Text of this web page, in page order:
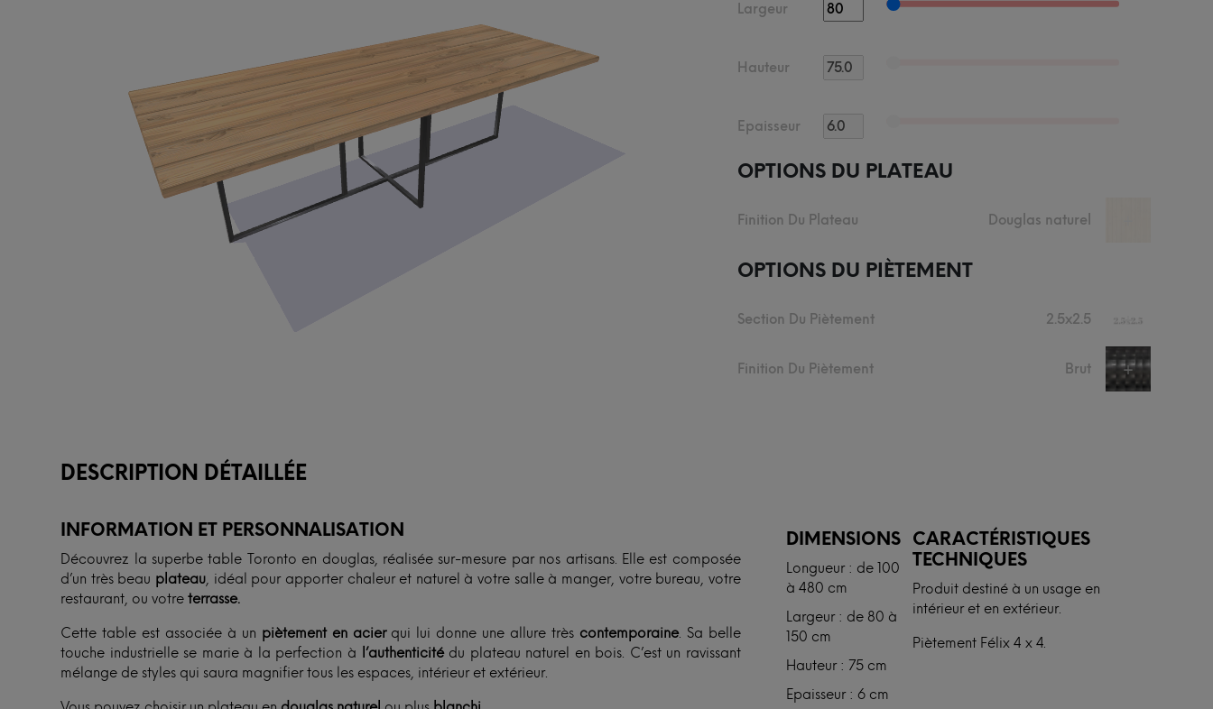
Largeur
Hauteur
Epaisseur
OPTIONS DU PLATEAU
Finition Du Plateau Douglas naturel
OPTIONS DU PIÈTEMENT
Section Du Piètement 2.5x2.5 +
Finition Du Piètement Brut +
DESCRIPTION DÉTAILLÉE
INFORMATION ET PERSONNALISATION
Découvrez la superbe table Toronto en douglas, réalisée sur-mesure par nos artisans. Elle est composée
d’un très beau plateau, idéal pour apporter chaleur et naturel à votre salle à manger, votre bureau, votre
restaurant, ou votre terrasse.
Cette table est associée à un piètement en acierqui lui donne une allure très contemporaine. Sa belle
touche industrielle se marie à la perfection à
l’authenticitédu plateau naturel en bois. C’est un ravissant
mélange de styles qui saura magnifier tous les espaces, intérieur et extérieur.
DIMENSIONS
Longueur : de 100
à 480 cm
Largeur : de 80 à
150 cm
Hauteur : 75 cm
Epaisseur : 6 cm
CARACTÉRISTIQUES
TECHNIQUES
Produit destiné à un usage en
intérieur et en extérieur.
Piètement Félix 4 x 4.